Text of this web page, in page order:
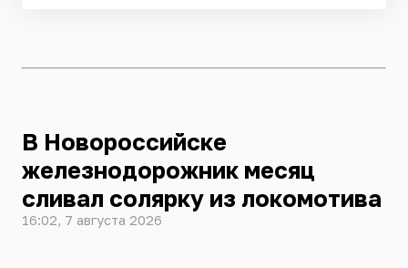
В Новороссийске
железнодорожник месяц
сливал солярку из локомотива
16:02, 7 августа 2026